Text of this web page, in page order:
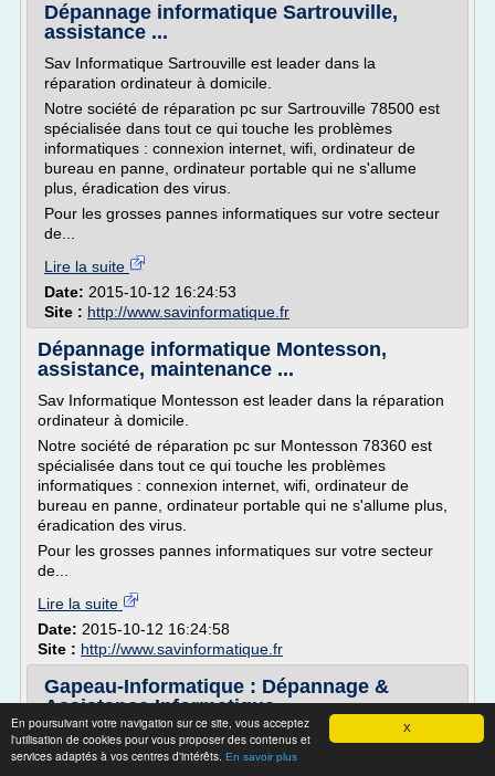
X
En poursuivant votre navigation sur ce site, vous acceptez
l'utilisation de cookies pour vous proposer des contenus et
services adaptés à vos centres d'intérêts. En savoir plus
Dépannage informatique Sartrouville,
assistance ...
Sav Informatique Sartrouville est leader dans la
réparation ordinateur à domicile.
Notre société de réparation pc sur Sartrouville 78500 est
spécialisée dans tout ce qui touche les problèmes
informatiques : connexion internet, wifi, ordinateur de
bureau en panne, ordinateur portable qui ne s'allume
plus, éradication des virus.
Pour les grosses pannes informatiques sur votre secteur
de...
Lire la suite
Date: 2015-10-12 16:24:53
Site : http://www.savinformatique.fr
Dépannage informatique Montesson,
assistance, maintenance ...
Sav Informatique Montesson est leader dans la réparation
ordinateur à domicile.
Notre société de réparation pc sur Montesson 78360 est
spécialisée dans tout ce qui touche les problèmes
informatiques : connexion internet, wifi, ordinateur de
bureau en panne, ordinateur portable qui ne s'allume plus,
éradication des virus.
Pour les grosses pannes informatiques sur votre secteur
de...
Lire la suite
Date: 2015-10-12 16:24:58
Site : http://www.savinformatique.fr
Gapeau-Informatique : Dépannage &
Assistance Informatique ...
Dépannage Informatique sur Toulon & sa région !
Assistance PC , Box ADSL : Nous réglons tous vos